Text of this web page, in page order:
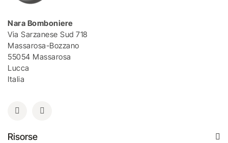
Nara Bomboniere
Via Sarzanese Sud 718
Massarosa-Bozzano
55054 Massarosa
Lucca
Italia
Risorse